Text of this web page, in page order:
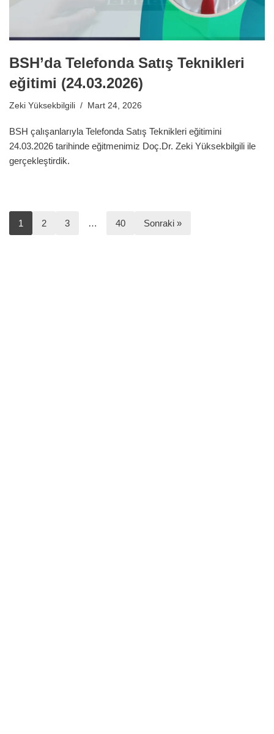
BSH’da Telefonda Satış Teknikleri
eğitimi (24.03.2026)
Zeki Yüksekbilgili Mart 24, 2026
BSH çalışanlarıyla Telefonda Satış Teknikleri eğitimini
24.03.2026 tarihinde eğitmenimiz Doç.Dr. Zeki Yüksekbilgili ile
gerçekleştirdik.
1 2 3 … 40 Sonraki »